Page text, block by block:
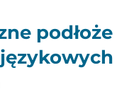
podłoże